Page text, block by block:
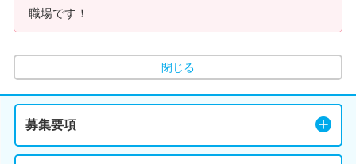
職場です！
閉じる
募集要項